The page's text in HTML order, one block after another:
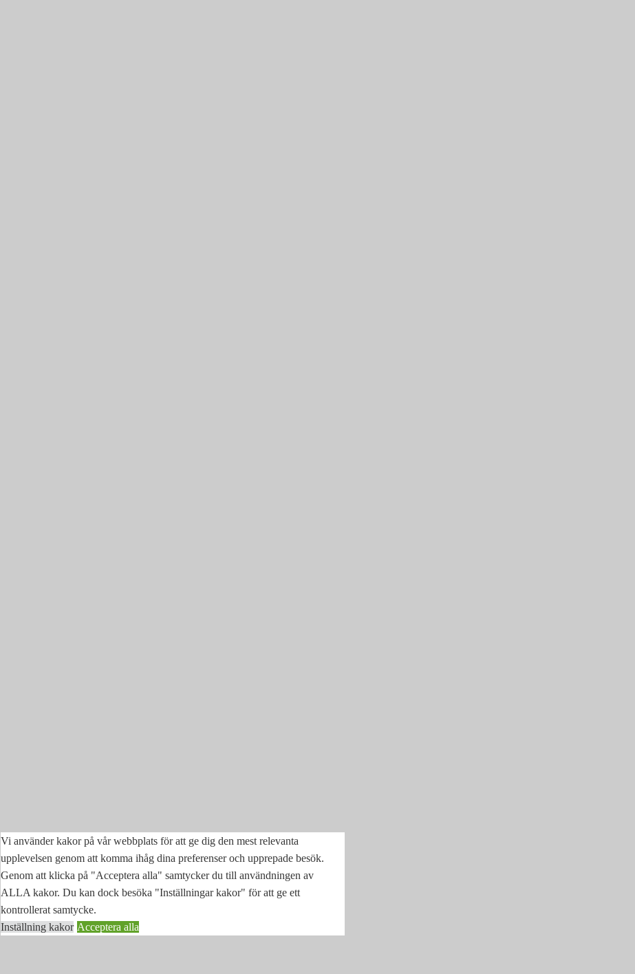
Vi använder kakor på vår webbplats för att ge dig den mest relevanta
upplevelsen genom att komma ihåg dina preferenser och upprepade besök.
Genom att klicka på "Acceptera alla" samtycker du till användningen av
ALLA kakor. Du kan dock besöka "Inställningar kakor" för att ge ett
kontrollerat samtycke.
Inställning kakor Acceptera alla